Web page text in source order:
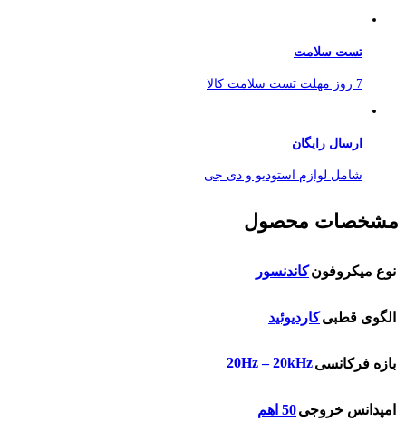
تست سلامت
7 روز مهلت تست سلامت کالا
ارسال رایگان
شامل لوازم استودیو و دی جی
مشخصات محصول
نوع میکروفونکاندنسور
الگوی قطبیکاردیوئید
بازه فرکانسی20Hz – 20kHz
امپدانس خروجی50 اهم